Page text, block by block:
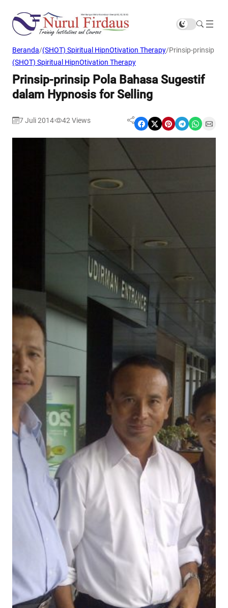
Beranda/(SHOT) Spiritual HipnOtivation Therapy/Prinsip-prinsip
(SHOT) Spiritual HipnOtivation Therapy
Prinsip-prinsip Pola Bahasa Sugestif
dalam Hypnosis for Selling
7 Juli 2014 42 Views Share on Facebook Share on X Share on Pinterest Share on Telegram Share on WhatsApp Share on Email